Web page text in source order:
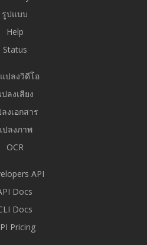
รูปแบบ
Help
Status
ปลงวิดีโอ
ลงเสียง
งเอกสาร
ปลงภาพ
OCR
API
Docs
Docs
Pricing